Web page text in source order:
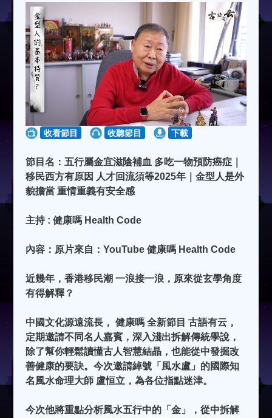
收看節目 收聽節目 下載
節目名：五行屬金宜滋陰補血 多吃一物預防癌症｜
移民西方有原因 人才回流須等2025年｜金型人是外
貌擔當 重情重義有安全感
主持 : 健康嗎 Health Code
內容：原片來自：YouTube 健康嗎 Health Code
近幾年，香港移民潮 一浪接一浪，原來從玄學角度
有得解釋？
中國文化源遠流長， 健康嗎 全新節目 古語有云，
定期邀請不同名人嘉賓，深入淺出拆解傳統學說，
除了幫你輕鬆讀懂古人智慧結晶，也能從中發掘改
善健康的要訣。今次邀請綽號「風水盧」的國際知
名風水命理大師 盧恒立，為各位指點迷津。
今次他將重點分析風水五行中的「金」，從中拆解